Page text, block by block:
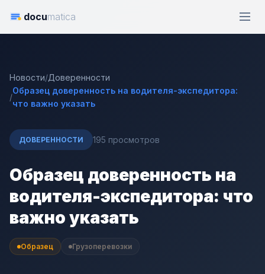
documatica
Новости/Доверенности
/
Образец доверенность на водителя-экспедитора:
что важно указать
ДОВЕРЕННОСТИ 195 просмотров
Образец доверенность на
водителя-экспедитора: что
важно указать
Образец Грузоперевозки